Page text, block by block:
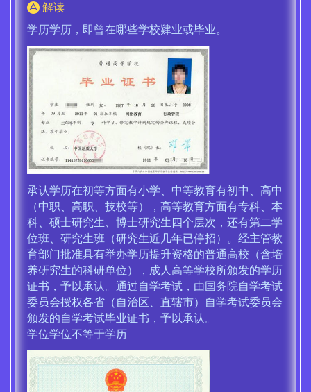
解读
学历学历，即曾在哪些学校肄业或毕业。
承认学历在初等方面有小学、中等教育有初中、高中
（中职、高职、技校等），高等教育方面有专科、本
科、硕士研究生、博士研究生四个层次，还有第二学
位班、研究生班（研究生近几年已停招）。经主管教
育部门批准具有举办学历提升资格的普通高校（含培
养研究生的科研单位），成人高等学校所颁发的学历
证书，予以承认。通过自学考试，由国务院自学考试
委员会授权各省（自治区、直辖市）自学考试委员会
颁发的自学考试毕业证书，予以承认。
学位学位不等于学历